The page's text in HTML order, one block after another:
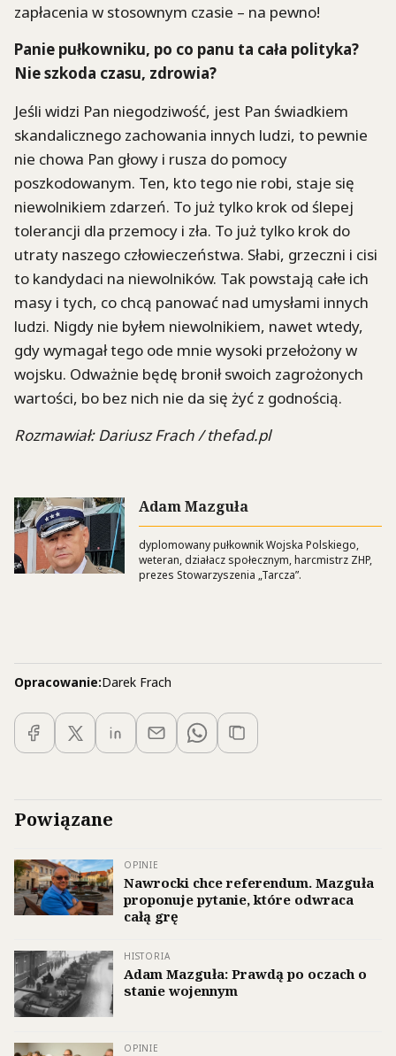
zapłacenia w stosownym czasie – na pewno!
Panie pułkowniku, po co panu ta cała polityka?
Nie szkoda czasu, zdrowia?
Jeśli widzi Pan niegodziwość, jest Pan świadkiem
skandalicznego zachowania innych ludzi, to pewnie
nie chowa Pan głowy i rusza do pomocy
poszkodowanym. Ten, kto tego nie robi, staje się
niewolnikiem zdarzeń. To już tylko krok od ślepej
tolerancji dla przemocy i zła. To już tylko krok do
utraty naszego człowieczeństwa. Słabi, grzeczni i cisi
to kandydaci na niewolników. Tak powstają całe ich
masy i tych, co chcą panować nad umysłami innych
ludzi. Nigdy nie byłem niewolnikiem, nawet wtedy,
gdy wymagał tego ode mnie wysoki przełożony w
wojsku. Odważnie będę bronił swoich zagrożonych
wartości, bo bez nich nie da się żyć z godnością.
Rozmawiał: Dariusz Frach / thefad.pl
Adam Mazguła
dyplomowany pułkownik Wojska Polskiego,
weteran, działacz społecznym, harcmistrz ZHP,
prezes Stowarzyszenia „Tarcza”.
Opracowanie:Darek Frach
Powiązane
OPINIE
Nawrocki chce referendum. Mazguła
proponuje pytanie, które odwraca
całą grę
HISTORIA
Adam Mazguła: Prawdą po oczach o
stanie wojennym
OPINIE